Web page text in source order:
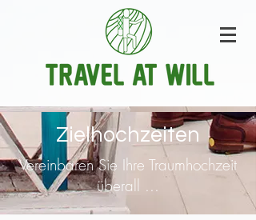
Zielhochzeiten
Vereinbaren Sie Ihre Traumhochzeit
überall ...